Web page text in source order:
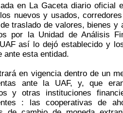
en La Gaceta diario oficial
nuevos y usados,
traslado de valores, bienes y
por la Unidad de Análisis
así lo dejó establecido y
ante esta entidad.
en vigencia dentro de un
ante la UAF, y, que
y otras instituciones
: las cooperativas de